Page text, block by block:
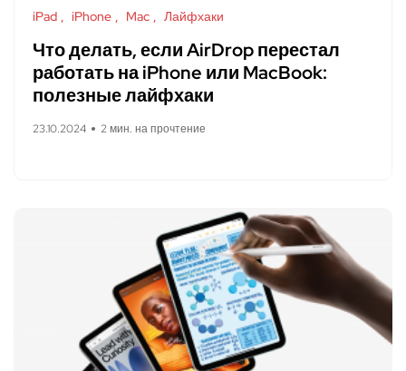
iPad iPhone Mac Лайфхаки
Что делать, если AirDrop перестал
работать на iPhone или MacBook:
полезные лайфхаки
23.10.2024 2 мин. на прочтение